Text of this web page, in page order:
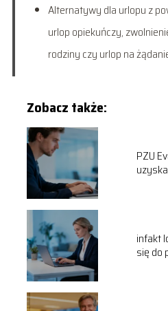
Alternatywy dla urlopu z
urlop opiekuńczy,
rodziny czy urlop na
Zobacz także:
PZU
infakt
się do